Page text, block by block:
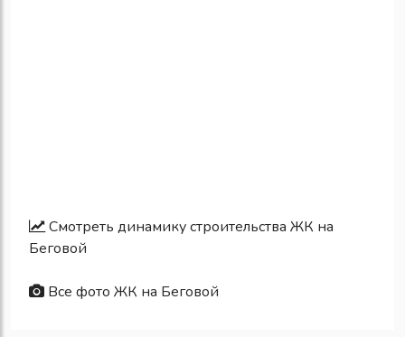
Смотреть динамику строительства ЖК на
Беговой
Все фото ЖК на Беговой